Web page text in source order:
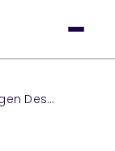
Des